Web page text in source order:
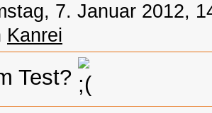
7. Januar 2012,
Kanrei
Test?